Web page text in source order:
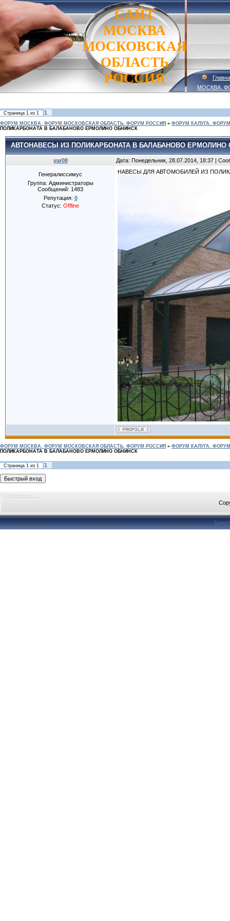
САЙТ
МОСКВА
МОСКОВСКАЯ
ОБЛАСТЬ
РОССИЯ
МОСКВА.
Страница 1 из 1 1
ФОРУМ МОСКВА. ФОРУМ МОСКОВСКАЯ ОБЛАСТЬ. ФОРУМ РОССИЯ » ФОРУМ КАЛУГА.
ПОЛИКАРБОНАТА В БАЛАБАНОВО ЕРМОЛИНО ОБНИНСК
АВТОНАВЕСЫ ИЗ ПОЛИКАРБОНАТА В БАЛАБАНОВО ЕРМОЛИНО
yar08 Дата: Понедельник, 28.07.2014, 18:37 |
Генералиссимус
Группа: Администраторы
Сообщений: 1483
Репутация: 0
Статус: Offline
НАВЕСЫ ДЛЯ АВТОМОБИЛЕЙ ИЗ
ФОРУМ МОСКВА. ФОРУМ МОСКОВСКАЯ ОБЛАСТЬ. ФОРУМ РОССИЯ » ФОРУМ КАЛУГА.
ПОЛИКАРБОНАТА В БАЛАБАНОВО ЕРМОЛИНО ОБНИНСК
Страница 1 из 1 1